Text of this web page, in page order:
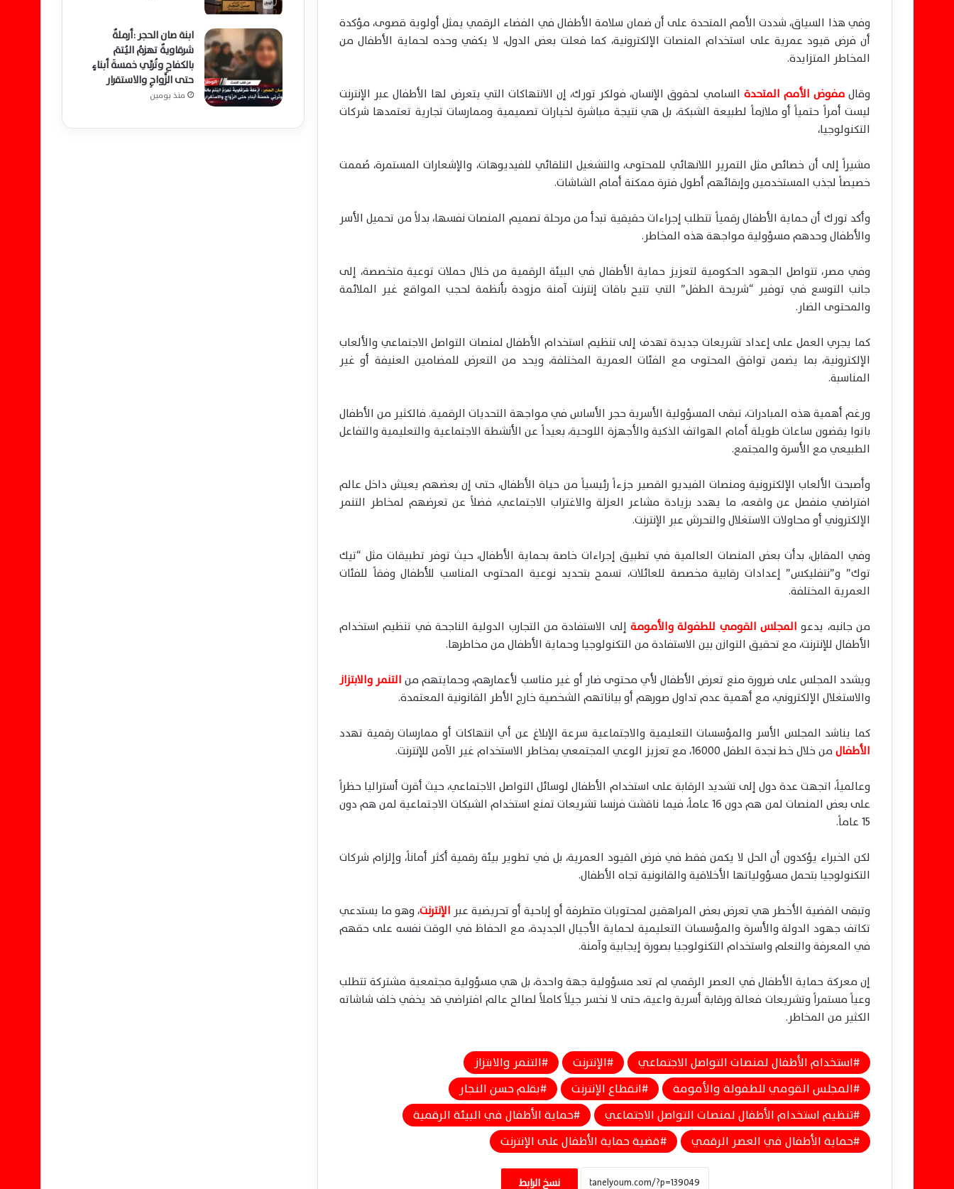
وفي هذا السياق، شددت الأمم المتحدة على أن ضمان سلامة الأطفال في الفضاء الرقمي يمثل أولوية قصوى، مؤكدة
أن فرض قيود عمرية على استخدام المنصات الإلكترونية، كما فعلت بعض الدول، لا يكفي وحده لحماية الأطفال من
المخاطر المتزايدة.
وقالمفوض الأمم المتحدة السامي لحقوق الإنسان، فولكر تورك، إن الانتهاكات التي يتعرض لها الأطفال عبر الإنترنت
ليست أمراً حتمياً أو ملازماً لطبيعة الشبكة، بل هي نتيجة مباشرة لخيارات تصميمية وممارسات تجارية تعتمدها شركات
التكنولوجيا،
مشيراً إلى أن خصائص مثل التمرير اللانهائي للمحتوى، والتشغيل التلقائي للفيديوهات، والإشعارات المستمرة، صُممت
خصيصاً لجذب المستخدمين وإبقائهم أطول فترة ممكنة أمام الشاشات.
وأكد تورك أن حماية الأطفال رقمياً تتطلب إجراءات حقيقية تبدأ من مرحلة تصميم المنصات نفسها، بدلاً من تحميل الأسر
والأطفال وحدهم مسؤولية مواجهة هذه المخاطر.
وفي مصر، تتواصل الجهود الحكومية لتعزيز حماية الأطفال في البيئة الرقمية من خلال حملات توعية متخصصة، إلى
جانب التوسع في توفير “شريحة الطفل” التي تتيح باقات إنترنت آمنة مزودة بأنظمة لحجب المواقع غير الملائمة
والمحتوى الضار.
كما يجري العمل على إعداد تشريعات جديدة تهدف إلى تنظيم استخدام الأطفال لمنصات التواصل الاجتماعي والألعاب
الإلكترونية، بما يضمن توافق المحتوى مع الفئات العمرية المختلفة، ويحد من التعرض للمضامين العنيفة أو غير
المناسبة.
ورغم أهمية هذه المبادرات، تبقى المسؤولية الأسرية حجر الأساس في مواجهة التحديات الرقمية. فالكثير من الأطفال
باتوا يقضون ساعات طويلة أمام الهواتف الذكية والأجهزة اللوحية، بعيداً عن الأنشطة الاجتماعية والتعليمية والتفاعل
الطبيعي مع الأسرة والمجتمع.
وأصبحت الألعاب الإلكترونية ومنصات الفيديو القصير جزءاً رئيسياً من حياة الأطفال، حتى إن بعضهم يعيش داخل عالم
افتراضي منفصل عن واقعه، ما يهدد بزيادة مشاعر العزلة والاغتراب الاجتماعي، فضلاً عن تعرضهم لمخاطر التنمر
الإلكتروني أو محاولات الاستغلال والتحرش عبر الإنترنت.
وفي المقابل، بدأت بعض المنصات العالمية في تطبيق إجراءات خاصة بحماية الأطفال، حيث توفر تطبيقات مثل “تيك
توك” و”نتفليكس” إعدادات رقابية مخصصة للعائلات، تسمح بتحديد نوعية المحتوى المناسب للأطفال وفقاً للفئات
العمرية المختلفة.
من جانبه، يدعو المجلس القومي للطفولة والأمومة إلى الاستفادة من التجارب الدولية الناجحة في تنظيم استخدام
الأطفال للإنترنت، مع تحقيق التوازن بين الاستفادة من التكنولوجيا وحماية الأطفال من مخاطرها.
ويشدد المجلس على ضرورة منع تعرض الأطفال لأي محتوى ضار أو غير مناسب لأعمارهم، وحمايتهم من التنمر والابتزاز
والاستغلال الإلكتروني، مع أهمية عدم تداول صورهم أو بياناتهم الشخصية خارج الأطر القانونية المعتمدة.
كما يناشد المجلس الأسر والمؤسسات التعليمية والاجتماعية سرعة الإبلاغ عن أي انتهاكات أو ممارسات رقمية تهدد
الأطفال من خلال خط نجدة الطفل 16000، مع تعزيز الوعي المجتمعي بمخاطر الاستخدام غير الآمن للإنترنت.
وعالمياً، اتجهت عدة دول إلى تشديد الرقابة على استخدام الأطفال لوسائل التواصل الاجتماعي، حيث أقرت أستراليا حظراً
على بعض المنصات لمن هم دون 16 عاماً، فيما ناقشت فرنسا تشريعات تمنع استخدام الشبكات الاجتماعية لمن هم دون
15 عاماً.
لكن الخبراء يؤكدون أن الحل لا يكمن فقط في فرض القيود العمرية، بل في تطوير بيئة رقمية أكثر أماناً، وإلزام شركات
التكنولوجيا بتحمل مسؤولياتها الأخلاقية والقانونية تجاه الأطفال.
وتبقى القضية الأخطر هي تعرض بعض المراهقين لمحتويات متطرفة أو إباحية أو تحريضية عبر الإنترنت، وهو ما يستدعي
تكاتف جهود الدولة والأسرة والمؤسسات التعليمية لحماية الأجيال الجديدة، مع الحفاظ في الوقت نفسه على حقهم
في المعرفة والتعلم واستخدام التكنولوجيا بصورة إيجابية وآمنة.
إن معركة حماية الأطفال في العصر الرقمي لم تعد مسؤولية جهة واحدة، بل هي مسؤولية مجتمعية مشتركة تتطلب
وعياً مستمراً وتشريعات فعالة ورقابة أسرية واعية، حتى لا نخسر جيلاً كاملاً لصالح عالم افتراضي قد يخفي خلف شاشاته
الكثير من المخاطر.
استخدام الأطفال لمنصات التواصل الاجتماعي الإنترنت
التنمر والابتزاز
المجلس القومي للطفولة والأمومة
انقطاع الإنترنت
بقلم حسن النجار
تنظيم استخدام الأطفال لمنصات التواصل الاجتماعي
حماية الأطفال في البيئة الرقمية
حماية الأطفال في العصر الرقمي
قضية حماية الأطفال على الإنترنت
نسخ الرابط
حسن النجار يكتب: مشاركة تاريخية للفراعنة
صنعت الفخر ورسخت مكانة مصر عالميًا
ابنة صان الحجر :أرملةٌ
شرقاويةٌ تهزمُ اليُتمَ
بالكفاحِ وتُربِّي خمسةَ أبناءٍ
حتى الزَّواجِ والاستقرار
منذ يومين